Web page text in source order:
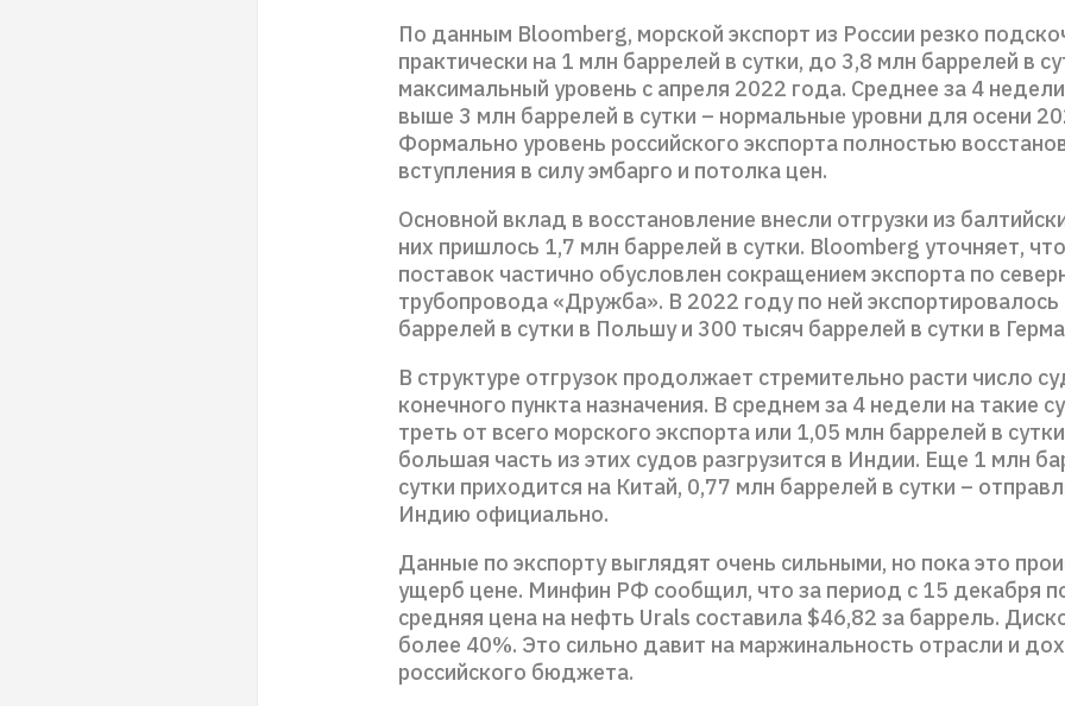
По данным Bloomberg, морской экспорт из России резко
практически на 1 млн баррелей в сутки, до 3,8 млн баррелей в
максимальный уровень с апреля 2022 года. Среднее за 4
выше 3 млн баррелей в сутки – нормальные уровни для осени
Формально уровень российского экспорта полностью
вступления в силу эмбарго и потолка цен.
Основной вклад в восстановление внесли отгрузки из
них пришлось 1,7 млн баррелей в сутки. Bloomberg уточняет,
поставок частично обусловлен сокращением экспорта по
трубопровода «Дружба». В 2022 году по ней
баррелей в сутки в Польшу и 300 тысяч баррелей в сутки в
В структуре отгрузок продолжает стремительно расти число
конечного пункта назначения. В среднем за 4 недели на такие
треть от всего морского экспорта или 1,05 млн баррелей в
большая часть из этих судов разгрузится в Индии. Еще 1 млн
сутки приходится на Китай, 0,77 млн баррелей в сутки –
Индию официально.
Данные по экспорту выглядят очень сильными, но пока это
ущерб цене. Минфин РФ сообщил, что за период с 15 декабря
средняя цена на нефть Urals составила $46,82 за баррель.
более 40%. Это сильно давит на маржинальность отрасли и
российского бюджета.